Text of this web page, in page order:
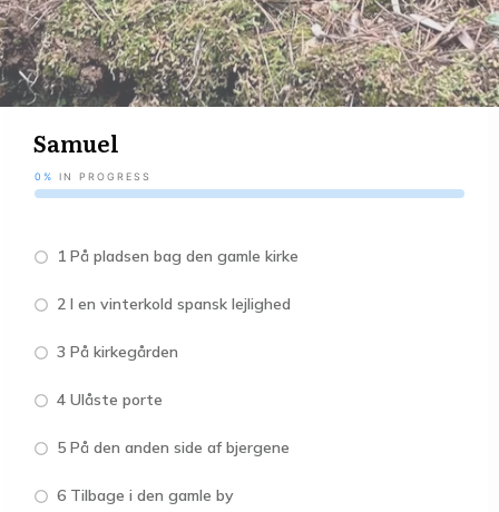
Samuel
0% IN PROGRESS
1 På pladsen bag den gamle kirke
2 I en vinterkold spansk lejlighed
3 På kirkegården
4 Ulåste porte
5 På den anden side af bjergene
6 Tilbage i den gamle by